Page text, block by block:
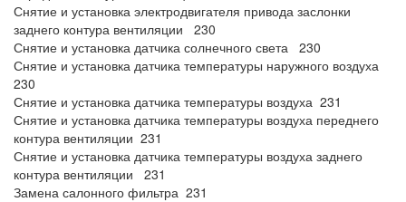
Снятие и установка электродвигателя привода заслонки
заднего контура вентиляции 230
Снятие и установка датчика солнечного света 230
Снятие и установка датчика температуры наружного воздуха
230
Снятие и установка датчика температуры воздуха 231
Снятие и установка датчика температуры воздуха переднего
контура вентиляции 231
Снятие и установка датчика температуры воздуха заднего
контура вентиляции 231
Замена салонного фильтра 231